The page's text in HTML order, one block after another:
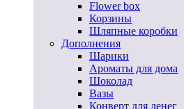
Flower box
Корзины
Шляпные коробки
Дополнения
Шарики
Ароматы для дома
Шоколад
Вазы
Конверт для денег